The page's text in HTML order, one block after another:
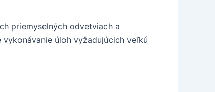
priemyselných odvetviach a
úloh vyžadujúcich veľkú